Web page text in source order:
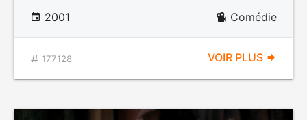
2001 Comédie
177128 VOIR PLUS